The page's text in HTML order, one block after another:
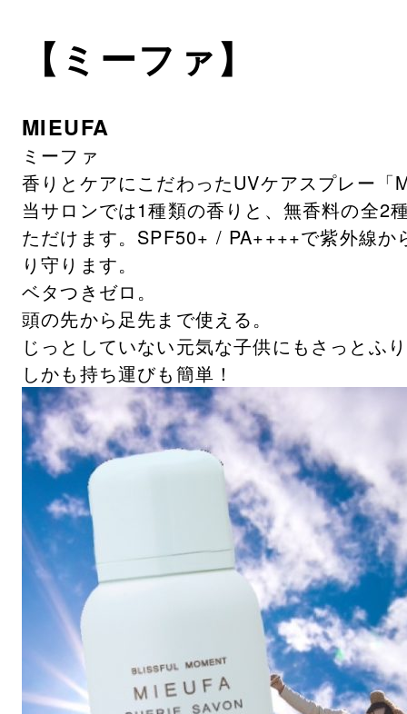
【ミーファ】
MIEUFA
ミーファ
香りとケアにこだわったUVケアスプレー「
当サロンでは1種類の香りと、無香料の全2
ただけます。SPF50+ / PA++++で紫外線か
り守ります。
ベタつきゼロ。
頭の先から足先まで使える。
じっとしていない元気な子供にもさっとふ
しかも持ち運びも簡単！